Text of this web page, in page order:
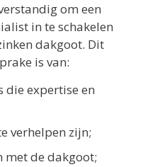
om een
in te schakelen
dakgoot. Dit
is van:
die expertise en
verhelpen zijn;
de dakgoot;